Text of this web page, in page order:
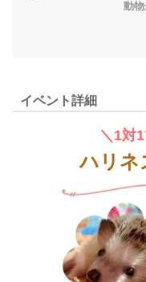
動物が
イベント詳細
＼1対
ハリ